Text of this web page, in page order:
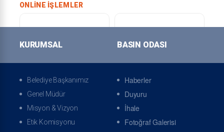
ONLINE İŞLEMLER
KURUMSAL
Belediye Başkanımız
Genel Müdür
Misyon & Vizyon
Etik Komisyonu
BASIN ODASI
Haberler
Duyuru
İhale
Fotoğraf Galerisi